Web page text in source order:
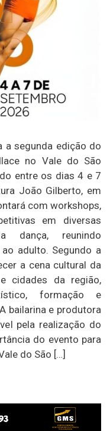
a segunda edição do
no Vale do São
entre os dias 4 e 7
João Gilberto, em
com workshops,
em diversas
dança, reunindo
adulto. Segundo a
a cena cultural da
cidades da região,
formação e
bailarina e produtora
pela realização do
do evento para
do São […]